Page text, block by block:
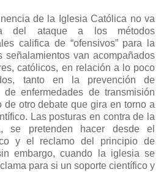
de la Iglesia Católica no va
del ataque a los métodos
califica de “ofensivos” para la
señalamientos van acompañados
católicos, en relación a lo poco
tanto en la prevención de
enfermedades de transmisión
otro debate que gira en torno a
Las posturas en contra de la
se pretenden hacer desde el
y el reclamo del principio de
embargo, cuando la iglesia se
para si un soporte científico y